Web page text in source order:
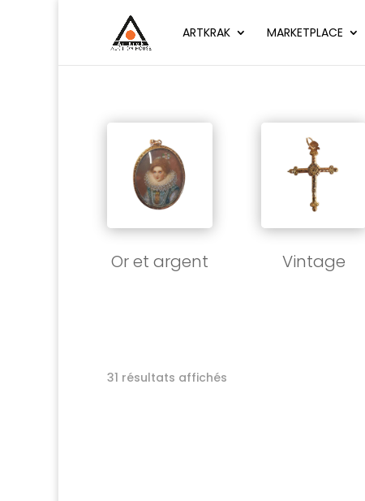
ARTKRAK MARKETPLACE
Or et argent Vintage
31 résultats affichés